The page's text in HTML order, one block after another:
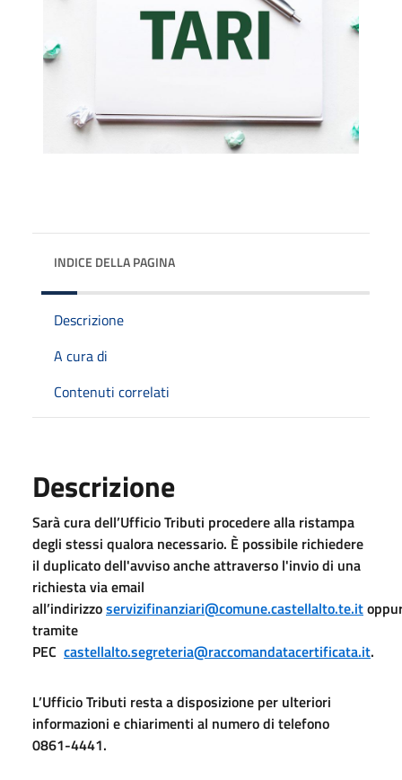
INDICE DELLA PAGINA
Descrizione
A cura di
Contenuti correlati
Descrizione
Sarà cura dell’Ufficio Tributi procedere alla ristampa
degli stessi qualora necessario. È possibile richiedere
il duplicato dell'avviso anche attraverso l'invio di una
richiesta via email
all’indirizzoservizifinanziari@comune.castellalto.te.it
tramite
PEC castellalto.segreteria@raccomandatacertificata.it.
L’Ufficio Tributi resta a disposizione per ulteriori
informazioni e chiarimenti al numero di telefono
0861-4441.